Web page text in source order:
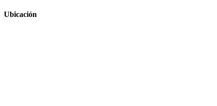
Ubicación